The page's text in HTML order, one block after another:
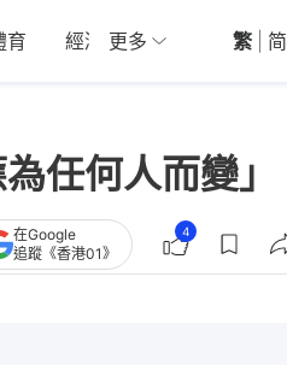
育 經濟 01深圳 觀點
更多 繁 简
任何人而變」
在Google
追蹤《香港01》
4